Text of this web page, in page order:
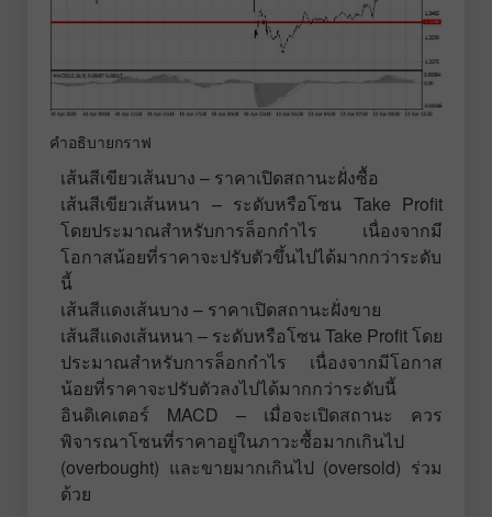
คำอธิบายกราฟ
เส้นสีเขียวเส้นบาง – ราคาเปิดสถานะฝั่งซื้อ
เส้นสีเขียวเส้นหนา – ระดับหรือโซน Take Profit
โดยประมาณสำหรับการล็อกกำไร เนื่องจากมี
โอกาสน้อยที่ราคาจะปรับตัวขึ้นไปได้มากกว่าระดับ
นี้
เส้นสีแดงเส้นบาง – ราคาเปิดสถานะฝั่งขาย
เส้นสีแดงเส้นหนา – ระดับหรือโซน Take Profit โดย
ประมาณสำหรับการล็อกกำไร เนื่องจากมีโอกาส
น้อยที่ราคาจะปรับตัวลงไปได้มากกว่าระดับนี้
อินดิเคเตอร์ MACD – เมื่อจะเปิดสถานะ ควร
พิจารณาโซนที่ราคาอยู่ในภาวะซื้อมากเกินไป
(overbought) และขายมากเกินไป (oversold) ร่วม
ด้วย